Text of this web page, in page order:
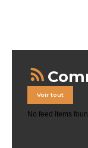
Voir tout
No feed items